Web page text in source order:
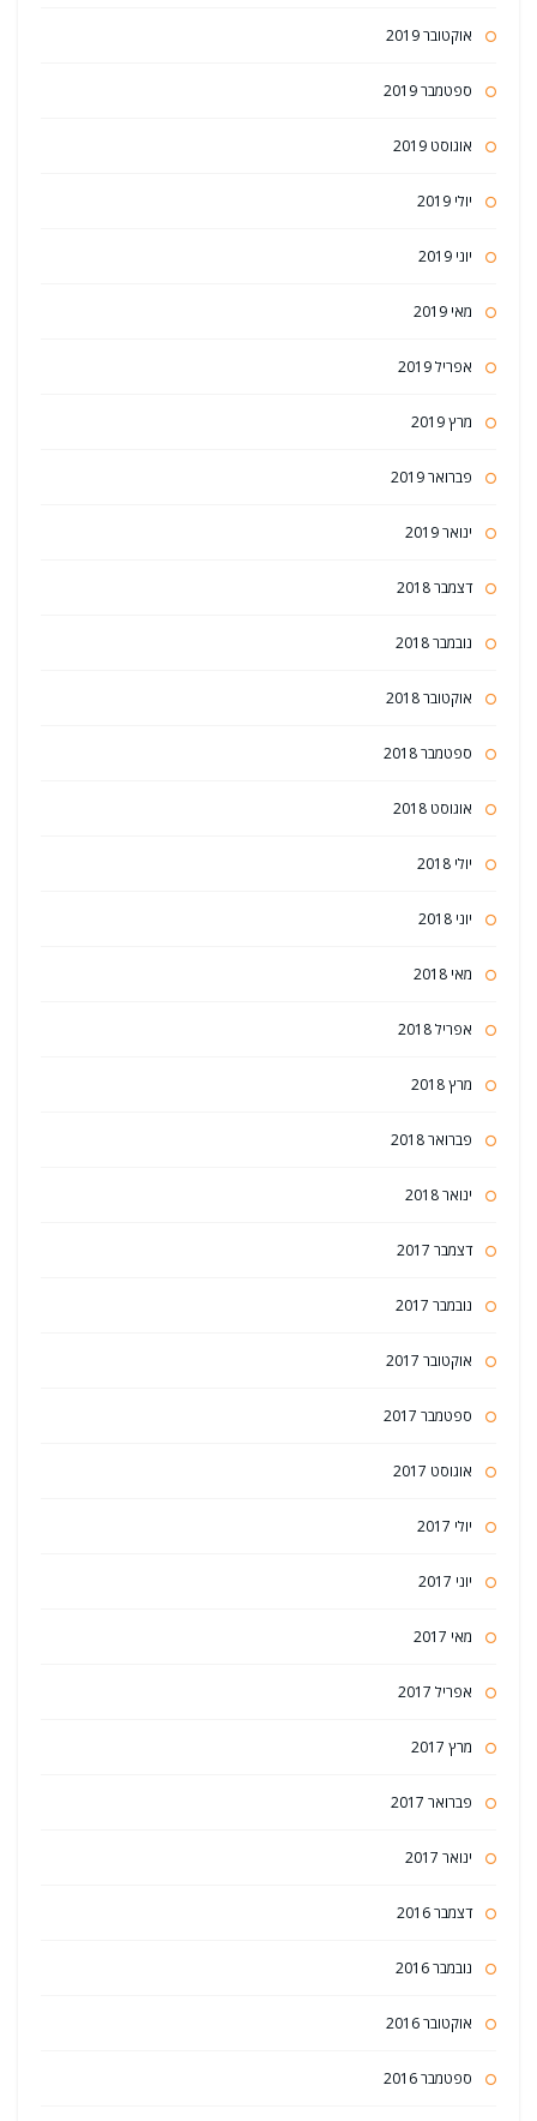
אוקטובר 2019
ספטמבר 2019
אוגוסט 2019
יולי 2019
יוני 2019
מאי 2019
אפריל 2019
מרץ 2019
פברואר 2019
ינואר 2019
דצמבר 2018
נובמבר 2018
אוקטובר 2018
ספטמבר 2018
אוגוסט 2018
יולי 2018
יוני 2018
מאי 2018
אפריל 2018
מרץ 2018
פברואר 2018
ינואר 2018
דצמבר 2017
נובמבר 2017
אוקטובר 2017
ספטמבר 2017
אוגוסט 2017
יולי 2017
יוני 2017
מאי 2017
אפריל 2017
מרץ 2017
פברואר 2017
ינואר 2017
דצמבר 2016
נובמבר 2016
אוקטובר 2016
ספטמבר 2016